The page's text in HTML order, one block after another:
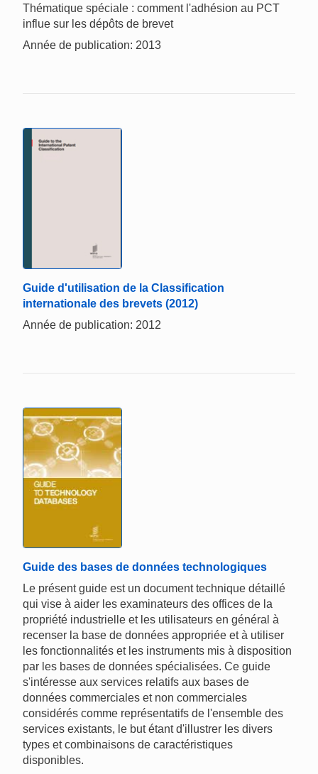
Thématique spéciale : comment l'adhésion au PCT
influe sur les dépôts de brevet
Année de publication: 2013
Guide d'utilisation de la Classification
internationale des brevets (2012)
Année de publication: 2012
Guide des bases de données technologiques
Le présent guide est un document technique détaillé
qui vise à aider les examinateurs des offices de la
propriété industrielle et les utilisateurs en général à
recenser la base de données appropriée et à utiliser
les fonctionnalités et les instruments mis à disposition
par les bases de données spécialisées. Ce guide
s'intéresse aux services relatifs aux bases de
données commerciales et non commerciales
considérés comme représentatifs de l'ensemble des
services existants, le but étant d'illustrer les divers
types et combinaisons de caractéristiques
disponibles.